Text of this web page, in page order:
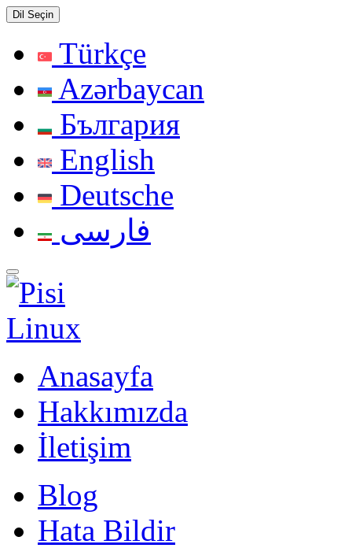
Dil Seçin
Türkçe
Azərbaycan
България
English
Deutsche
فارسی
Anasayfa
Hakkımızda
İletişim
Blog
Hata Bildir